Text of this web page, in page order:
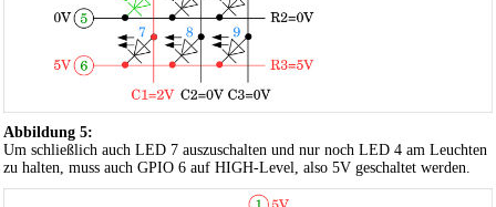
Abbildung 5:
Um schließlich auch LED 7 auszuschalten und nur noch LED 4 am Leuchten
zu halten, muss auch GPIO 6 auf HIGH-Level, also 5V geschaltet werden.